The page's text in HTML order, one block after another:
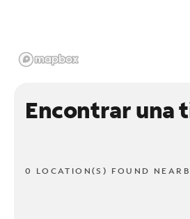
Encontrar una
0 LOCATION(S) FOUND